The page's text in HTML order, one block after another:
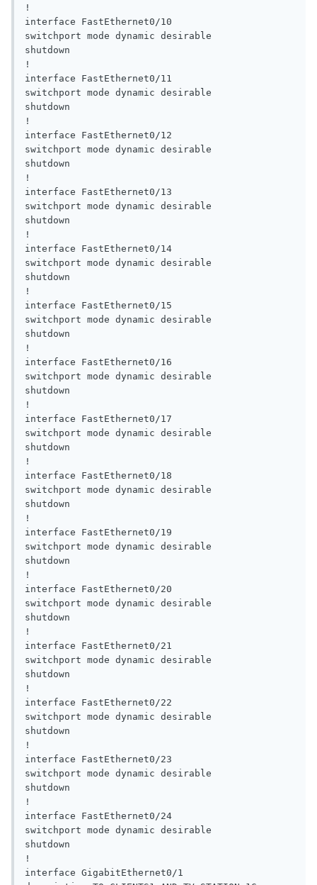
!
interface FastEthernet0/10
switchport mode dynamic desirable
shutdown
!
interface FastEthernet0/11
switchport mode dynamic desirable
shutdown
!
interface FastEthernet0/12
switchport mode dynamic desirable
shutdown
!
interface FastEthernet0/13
switchport mode dynamic desirable
shutdown
!
interface FastEthernet0/14
switchport mode dynamic desirable
shutdown
!
interface FastEthernet0/15
switchport mode dynamic desirable
shutdown
!
interface FastEthernet0/16
switchport mode dynamic desirable
shutdown
!
interface FastEthernet0/17
switchport mode dynamic desirable
shutdown
!
interface FastEthernet0/18
switchport mode dynamic desirable
shutdown
!
interface FastEthernet0/19
switchport mode dynamic desirable
shutdown
!
interface FastEthernet0/20
switchport mode dynamic desirable
shutdown
!
interface FastEthernet0/21
switchport mode dynamic desirable
shutdown
!
interface FastEthernet0/22
switchport mode dynamic desirable
shutdown
!
interface FastEthernet0/23
switchport mode dynamic desirable
shutdown
!
interface FastEthernet0/24
switchport mode dynamic desirable
shutdown
!
interface GigabitEthernet0/1